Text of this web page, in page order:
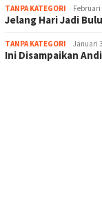
TANPA KATEGORI Februari
Jelang Hari Jadi
TANPA KATEGORI Januari
Ini Disampaikan